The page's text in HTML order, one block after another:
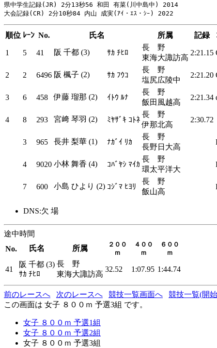
県中学生記録(JR) 2分13秒56 和田 有菜(川中島中) 2014
順位 ﾚｰﾝ No. 氏名 所属 記録
1 5 41 阪 千都 (3) ｻｶ ﾁﾋﾛ
長 野
東海大諏訪高
2:21.15
2 2 6496 阪 楓子 (2) ｻｶ ﾌｳｺ
長 野
塩尻広陵中
2:21.20
3 6 458 伊藤 瑠那 (2) ｲﾄｳ ﾙﾅ
長 野
飯田風越高
2:21.34
4 8 293 宮﨑 琴羽 (2) ﾐﾔｻﾞｷ ｺﾄﾈ
長 野
伊那北高
2:30.72
3 965 長井 梨華 (1) ﾅｶﾞｲ ﾘｶ
長 野
長野日大高
4 9020 小林 舞香 (4) ｺﾊﾞﾔｼ ﾏｲｶ
長 野
環太平洋大
7 600 小島 ひより (2) ｺｼﾞﾏ ﾋﾖﾘ
長 野
飯山高
DNS:欠 場
途中時間
No.
氏名 所属
２００
ｍ
４００
ｍ
６００
ｍ
41
阪 千都 (3)
ｻｶ ﾁﾋﾛ
長 野
東海大諏訪高
32.52 1:07.95 1:44.74
前のレースへ 次のレースへ 競技一覧画面へ
競技一覧(開
この画面は 女子 ８００ｍ 予選3組 です。
女子 ８００ｍ 予選1組
女子 ８００ｍ 予選2組
女子 ８００ｍ 予選3組